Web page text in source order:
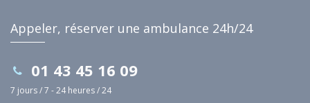
Appeler, réserver une ambulance 24h/24
01 43 45 16 09
7 jours / 7 - 24 heures / 24